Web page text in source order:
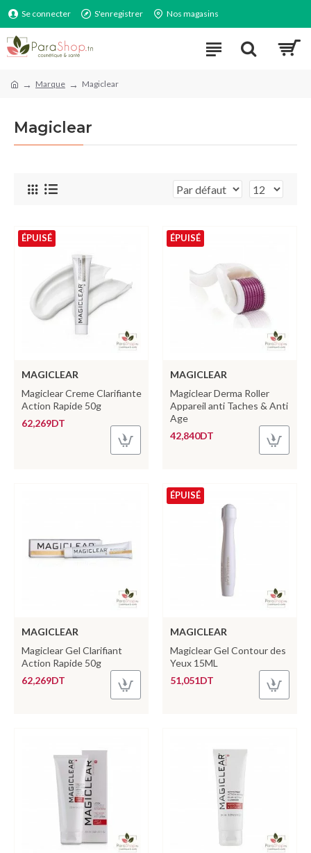
Se connecter S'enregistrer Nos magasins
Marque Magiclear
Magiclear
ÉPUISÉ
MAGICLEAR
Magiclear Creme Clarifiante
Action Rapide 50g
62,269DT
ÉPUISÉ
MAGICLEAR
Magiclear Derma Roller
Appareil anti Taches & Anti
Age
42,840DT
MAGICLEAR
Magiclear Gel Clarifiant
Action Rapide 50g
62,269DT
ÉPUISÉ
MAGICLEAR
Magiclear Gel Contour des
Yeux 15ML
51,051DT